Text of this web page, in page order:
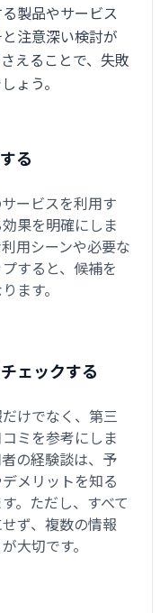
製品やサービス
注意深い検討が
えることで、失敗
ょう。
る
ービスを利用す
果を明確にしま
用シーンや必要な
すると、候補を
ます。
ェックする
けでなく、第三
ミを参考にしま
の経験談は、予
メリットを知る
。ただし、すべて
ず、複数の情報
大切です。